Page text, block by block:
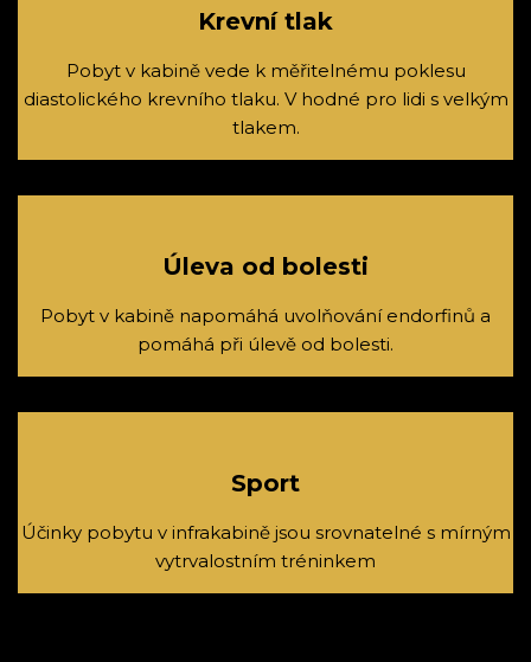
Krevní tlak
Pobyt v kabině vede k měřitelnému poklesu
diastolického krevního tlaku. V hodné pro lidi s velkým
tlakem.
Úleva od bolesti
Pobyt v kabině napomáhá uvolňování endorfinů a
pomáhá při úlevě od bolesti.
Sport
Účinky pobytu v infrakabině jsou srovnatelné s mírným
vytrvalostním tréninkem